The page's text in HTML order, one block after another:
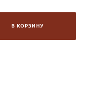
В КОРЗИНУ